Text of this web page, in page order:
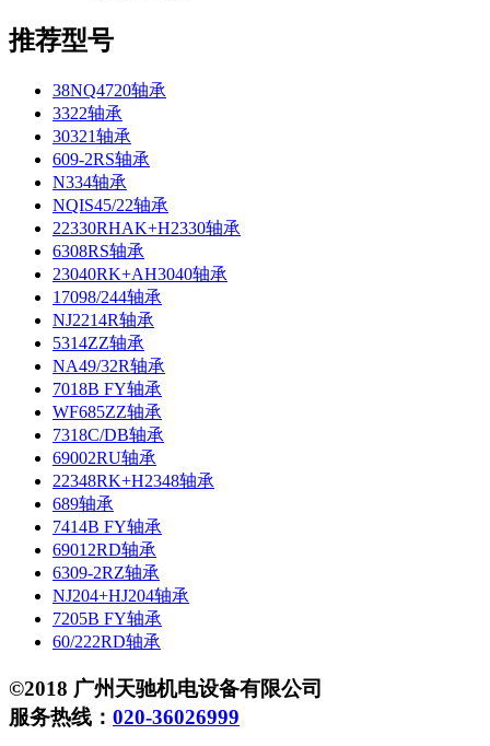
推荐型号
38NQ4720轴承
3322轴承
30321轴承
609-2RS轴承
N334轴承
NQIS45/22轴承
22330RHAK+H2330轴承
6308RS轴承
23040RK+AH3040轴承
17098/244轴承
NJ2214R轴承
5314ZZ轴承
NA49/32R轴承
7018B FY轴承
WF685ZZ轴承
7318C/DB轴承
69002RU轴承
22348RK+H2348轴承
689轴承
7414B FY轴承
69012RD轴承
6309-2RZ轴承
NJ204+HJ204轴承
7205B FY轴承
60/222RD轴承
©2018 广州天驰机电设备有限公司
服务热线： 020-36026999